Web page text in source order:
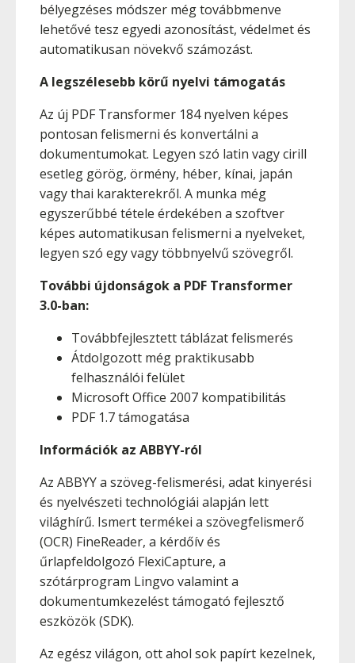
bélyegzéses módszer még továbbmenve
lehetővé tesz egyedi azonosítást, védelmet és
automatikusan növekvő számozást.
A legszélesebb körű nyelvi támogatás
Az új PDF Transformer 184 nyelven képes
pontosan felismerni és konvertálni a
dokumentumokat. Legyen szó latin vagy cirill
esetleg görög, örmény, héber, kínai, japán
vagy thai karakterekről. A munka még
egyszerűbbé tétele érdekében a szoftver
képes automatikusan felismerni a nyelveket,
legyen szó egy vagy többnyelvű szövegről.
További újdonságok a PDF Transformer
3.0-ban:
Továbbfejlesztett táblázat felismerés
Átdolgozott még praktikusabb
felhasználói felület
Microsoft Office 2007 kompatibilitás
PDF 1.7 támogatása
Információk az ABBYY-ról
Az ABBYY a szöveg-felismerési, adat kinyerési
és nyelvészeti technológiái alapján lett
világhírű. Ismert termékei a szövegfelismerő
(OCR) FineReader, a kérdőív és
űrlapfeldolgozó FlexiCapture, a
szótárprogram Lingvo valamint a
dokumentumkezelést támogató fejlesztő
eszközök (SDK).
Az egész világon, ott ahol sok papírt kezelnek,